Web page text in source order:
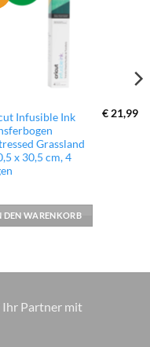
Infusible Ink
Grassland
x 30,5 cm, 4
€21,99
DEN WARENKORB
Partner mit